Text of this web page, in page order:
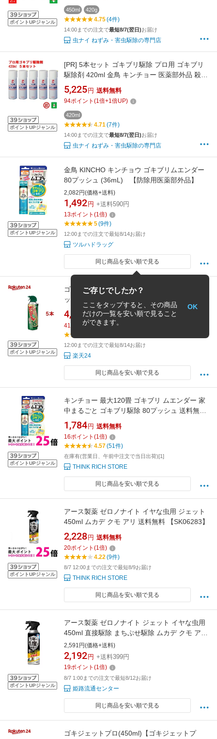
ポイントUPジャンル
450ml 420g
4.75(4件)
14:00までの注文で最短8/7(翌日)お届け
虫ナイ ねずみ・害虫駆除の専門店
ポイントUPジャンル
[PR] 5本セット ゴキブリ駆除 プロ用 ゴキブリ
駆除剤 420ml 金鳥 キンチョー 医薬部外品 殺虫
剤 スプレー エアゾール トコジラミ ナンキンム
シ 退治 対策 ゴキブリスプレー 業務用 ポイント
領収書発行 虫ナイ
5,225 円 送料無料
94ポイント (1倍+1倍UP)
420ml
4.71(7件)
14:00までの注文で最短8/7(翌日)お届け
虫ナイ ねずみ・害虫駆除の専門店
ポイントUPジャンル
金鳥 KINCHO キンチョウ ゴキブリムエンダー
80プッシュ (36mL) 【防除用医薬部外品】
2,082円(価格+送料)
1,492 円 +送料590円
13ポイント (1倍)
5(9件)
12:00までの注文で最短8/14お届け
ツルハドラッグ
同じ商品を安い順で見る
ポイントUPジャンル
ゴキジェットプロ(450ml*5本セット)【ゴキジェ
ットプロ】
4,522円 送料無料
41 ポイント( 1倍)
12:00までの注文で最短8/14お届け
楽天24
同じ商品を安い順で見る
ポイントUPジャンル
キンチョー 最大120畳 ゴキブリ ムエンダー 家
中まるごと ゴキブリ駆除 80プッシュ 送料無料
【SK13784】
1,784 円 送料無料
16ポイント (1倍)
4.57(51件)
在庫有(営業日、午前中注文で当日出荷)[1]
THINK RICH STORE
同じ商品を安い順で見る
ポイントUPジャンル
アース製薬 ゼロノナイト イヤな虫用 ジェット
450ml ムカデ クモ アリ 送料無料 【SK06283】
2,228 円 送料無料
20ポイント (1倍)
4.22(9件)
8/7 12:00までの注文で最短8/9お届け
THINK RICH STORE
同じ商品を安い順で見る
ポイントUPジャンル
アース製薬 ゼロノナイト ジェット イヤな虫用
450ml 直接駆除 まちぶせ駆除 ムカデ クモ アリ
カメムシなど
2,591円(価格+送料)
2,192 円 +送料399円
19ポイント (1倍)
8/7 1:00までの注文で最短8/12お届け
姫路流通センター
同じ商品を安い順で見る
ゴキジェットプロ(450ml)【ゴキジェットプ
ご存じでしたか？
ここをタップすると、その商品
だけの一覧を安い順で見ること
ができます。
OK